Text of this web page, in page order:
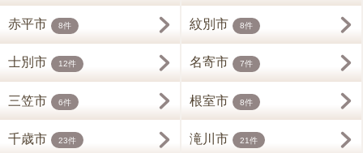
赤平市 8件 紋別市 8件
士別市 12件 名寄市 7件
三笠市 6件 根室市 8件
千歳市 23件 滝川市 21件